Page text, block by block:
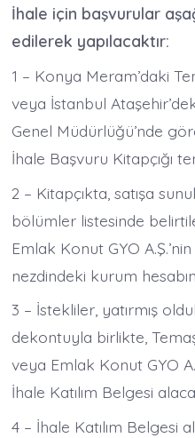
İhale için başvurular
edilerek yapılacaktır:
1 – Konya Meram’daki
veya İstanbul
Genel Müdürlüğü’nde
İhale Başvuru Kitapçığı
2 – Kitapçıkta, satışa
bölümler listesinde
Emlak Konut GYO
nezdindeki kurum
3 – İstekliler, yatırmış
dekontuyla birlikte,
veya Emlak Konut GYO
İhale Katılım Belgesi
4 – İhale Katılım Belgesi